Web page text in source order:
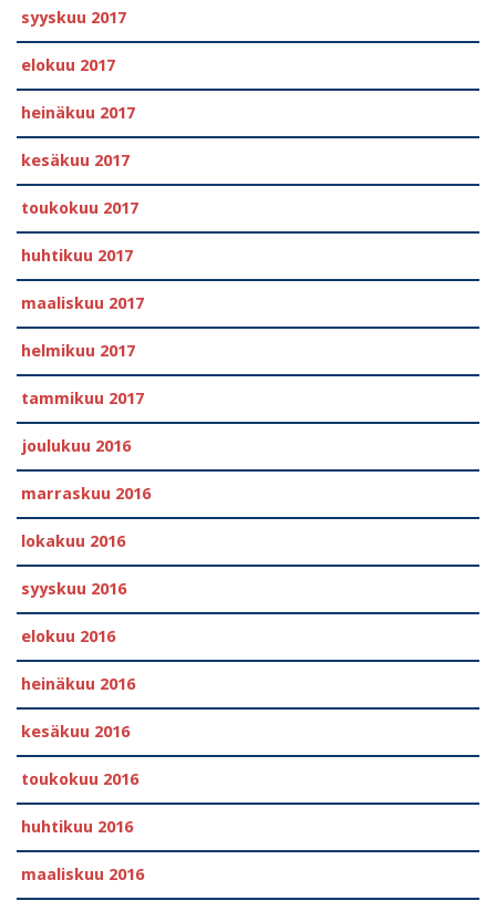
syyskuu 2017
elokuu 2017
heinäkuu 2017
kesäkuu 2017
toukokuu 2017
huhtikuu 2017
maaliskuu 2017
helmikuu 2017
tammikuu 2017
joulukuu 2016
marraskuu 2016
lokakuu 2016
syyskuu 2016
elokuu 2016
heinäkuu 2016
kesäkuu 2016
toukokuu 2016
huhtikuu 2016
maaliskuu 2016